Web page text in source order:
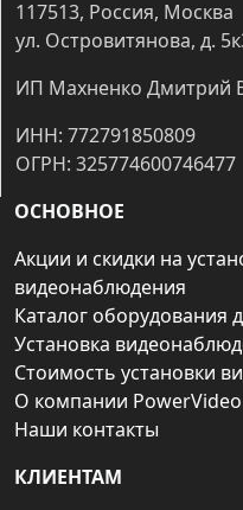
117513, Россия, Москва
ул. Островитянова, д.
ИП Махненко Дмитрий
ИНН: 772791850809
ОГРН: 325774600746477
ОСНОВНОЕ
Акции и скидки на
видеонаблюдения
Каталог оборудования
Установка
Стоимость установки
О компании PowerVideo
Наши контакты
КЛИЕНТАМ